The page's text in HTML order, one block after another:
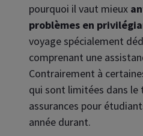
pourquoi il vaut mieux
problèmes en
voyage spécialement
comprenant une
Contrairement à
qui sont limitées dans le
assurances pour
année durant.